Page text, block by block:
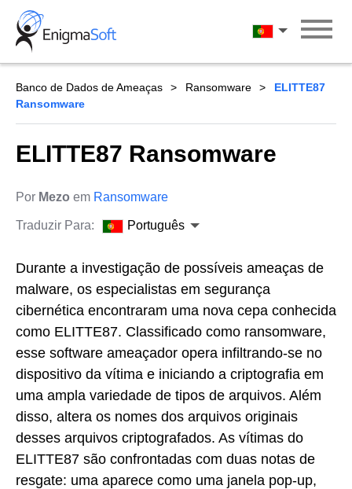
Skip
content
Português
Banco de Dados de Ameaças Ransomware
ELITTE87
Ransomware
ELITTE87 Ransomware
Por Mezo em Ransomware
Traduzir Para: Português
Durante a investigação de possíveis ameaças de
malware, os especialistas em segurança
cibernética encontraram uma nova cepa conhecida
como ELITTE87. Classificado como ransomware,
esse software ameaçador opera infiltrando-se no
dispositivo da vítima e iniciando a criptografia em
uma ampla variedade de tipos de arquivos. Além
disso, altera os nomes dos arquivos originais
desses arquivos criptografados. As vítimas do
ELITTE87 são confrontadas com duas notas de
resgate: uma aparece como uma janela pop-up,